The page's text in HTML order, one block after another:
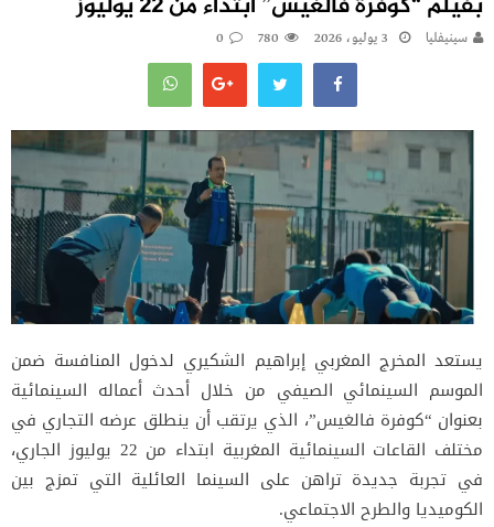
سينيفليا 3 يوليو، 2026 780
0
يستعد المخرج المغربي إبراهيم الشكيري لدخول المنافسة ضمن
الموسم السينمائي الصيفي من خلال أحدث أعماله السينمائية
بعنوان “كوفرة فالغيس”، الذي يرتقب أن ينطلق عرضه التجاري في
مختلف القاعات السينمائية المغربية ابتداء من 22 يوليوز الجاري،
في تجربة جديدة تراهن على السينما العائلية التي تمزج بين
الكوميديا والطرح الاجتماعي.